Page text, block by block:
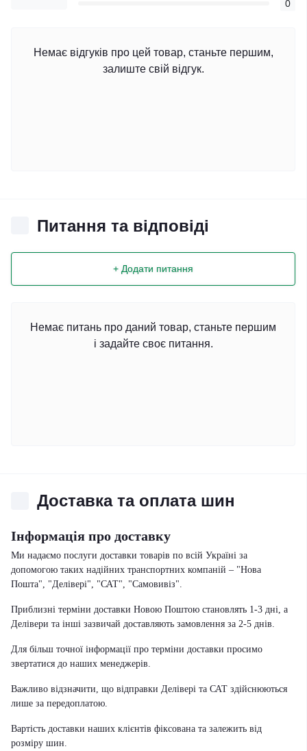
0
Немає відгуків про цей товар, станьте першим,
залиште свій відгук.
Питання та відповіді
+ Додати питання
Немає питань про даний товар, станьте першим
і задайте своє питання.
Доставка та оплата шин
Інформація про доставку
Ми надаємо послуги доставки товарів по всій Україні за
допомогою таких надійних транспортних компаній – "Нова
Пошта", "Делівері", "САТ", "Самовивіз".
Приблизні терміни доставки Новою Поштою становлять 1-3 дні, а
Делівери та інші зазвичай доставляють замовлення за 2-5 днів.
Для більш точної інформації про терміни доставки просимо
звертатися до наших менеджерів.
Важливо відзначити, що відправки Делівері та САТ здійснюються
лише за передоплатою.
Вартість доставки наших клієнтів фіксована та залежить від
розміру шин.